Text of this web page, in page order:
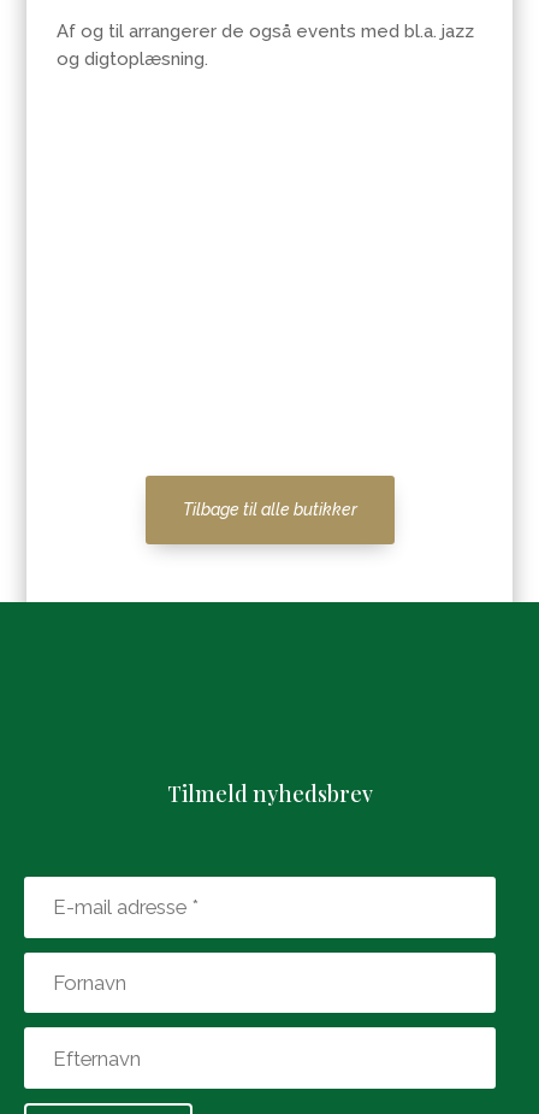
Af og til arrangerer de også events med bl.a. jazz
og digtoplæsning.
Tilbage til alle butikker
Tilmeld nyhedsbrev